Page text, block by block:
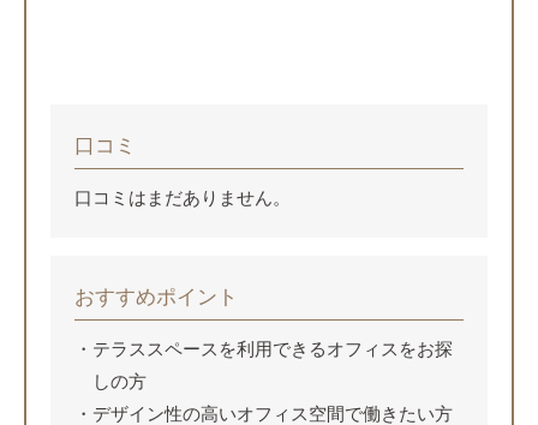
口コミ
口コミはまだありません。
おすすめポイント
テラススペースを利用できるオフィスをお探
しの方
デザイン性の高いオフィス空間で働きたい方